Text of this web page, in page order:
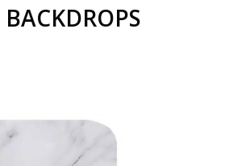
BACKDROPS